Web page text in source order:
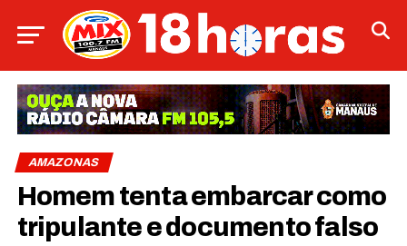
AMAZONAS
Homem tenta embarcar como
tripulante e documento falso